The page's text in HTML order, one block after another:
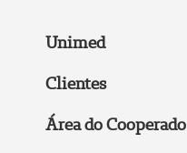
Unimed
Clientes
Área do Cooperado